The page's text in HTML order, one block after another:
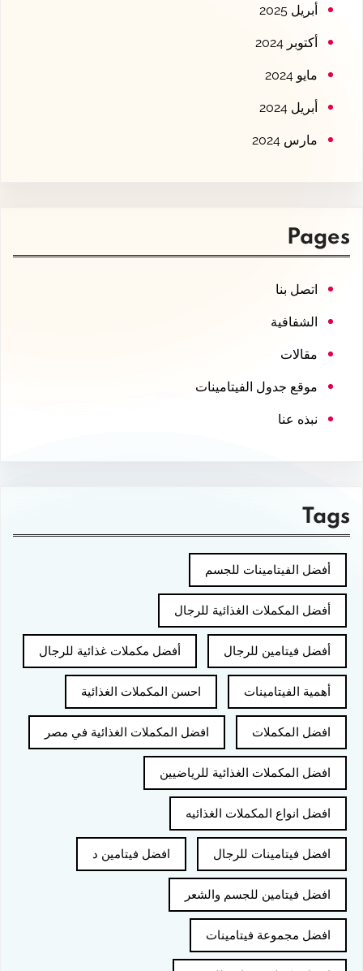
أبريل 2025
أكتوبر 2024
مايو 2024
أبريل 2024
مارس 2024
Pages
اتصل بنا
الشفافية
مقالات
موقع جدول الفيتامينات
نبذه عنا
Tags
أفضل الفيتامينات للجسم
أفضل المكملات الغذائية للرجال
أفضل فيتامين للرجال أفضل مكملات غذائية للرجال
أهمية الفيتامينات احسن المكملات الغذائية
افضل المكملات افضل المكملات الغذائية في مصر
افضل المكملات الغذائية للرياضيين
افضل انواع المكملات الغذائيه
افضل فيتامينات للرجال افضل فيتامين د
افضل فيتامين للجسم والشعر
افضل مجموعة فيتامينات